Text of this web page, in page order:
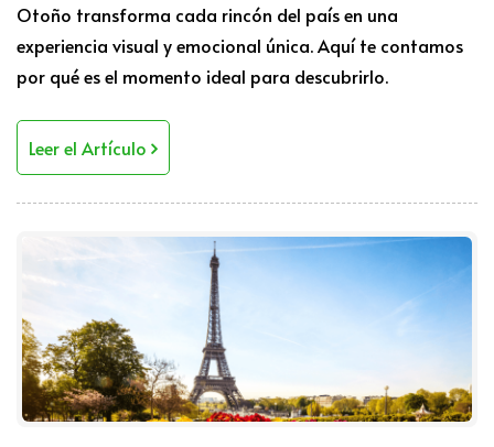
Otoño transforma cada rincón del país en una
experiencia visual y emocional única. Aquí te contamos
por qué es el momento ideal para descubrirlo.
Leer el Artículo